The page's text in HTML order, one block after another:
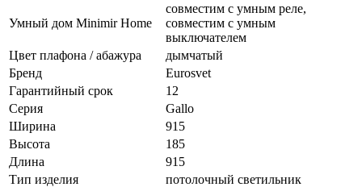
Умный дом Minimir Home
совместим с умным реле,
совместим с умным
выключателем
Цвет плафона / абажура
дымчатый
Бренд
Eurosvet
Гарантийный срок
12
Серия
Gallo
Ширина
915
Высота
185
Длина
915
Тип изделия
потолочный светильник